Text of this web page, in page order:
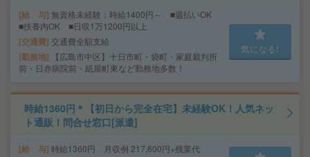
給 与 無資格未経験：時給1400円～ ■週払いOK
■扶養内OK ■日収1万1200円以上
交通費 交通費全額支給
勤務地
【広島市中区】十日市町・袋町・家庭裁判所
前・日赤病院前・紙屋町東など勤務地多数！
気になる!
時給1360円＊【初日から完全在宅】未経験OK！人気ネッ
ト通販！問合せ窓口[派遣]
給 与 時給1360円 月収例 217,600円+残業代